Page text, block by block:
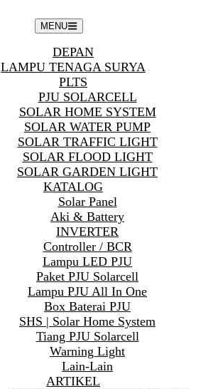
MENU
DEPAN
LAMPU TENAGA SURYA
PLTS
PJU SOLARCELL
SOLAR HOME SYSTEM
SOLAR WATER PUMP
SOLAR TRAFFIC LIGHT
SOLAR FLOOD LIGHT
SOLAR GARDEN LIGHT
KATALOG
Solar Panel
Aki & Battery
INVERTER
Controller / BCR
Lampu LED PJU
Paket PJU Solarcell
Lampu PJU All In One
Box Baterai PJU
SHS | Solar Home System
Tiang PJU Solarcell
Warning Light
Lain-Lain
ARTIKEL